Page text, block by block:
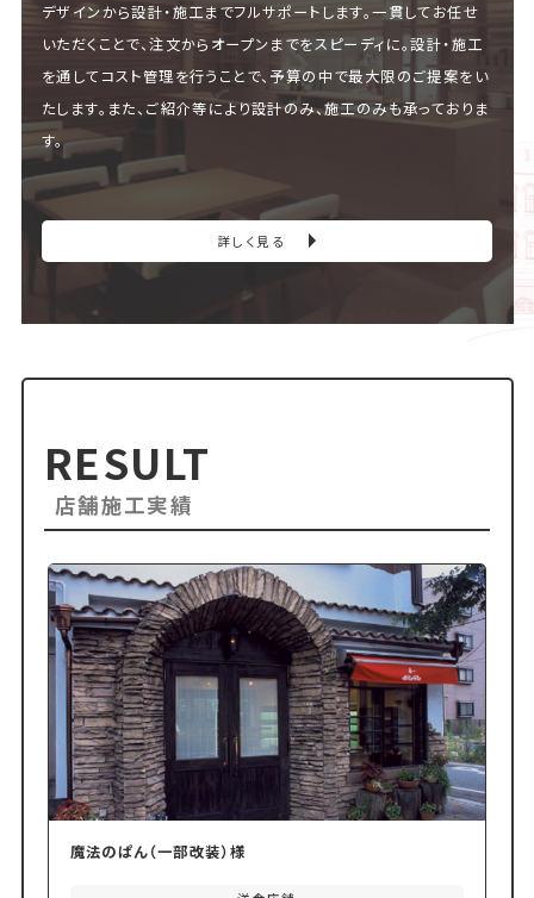
デザインから設計・施工までフルサポートします。一貫してお任せ
いただくことで、注文からオープンまでをスピーディに。設計・施工
を通してコスト管理を行うことで、予算の中で最大限のご提案をい
たします。また、ご紹介等により設計のみ、施工のみも承っておりま
す。
詳しく見る
RESULT
店舗施工実績
魔法のぱん（一部改装）様